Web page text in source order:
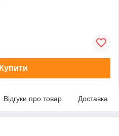
Купити
Відгуки про товар Доставка